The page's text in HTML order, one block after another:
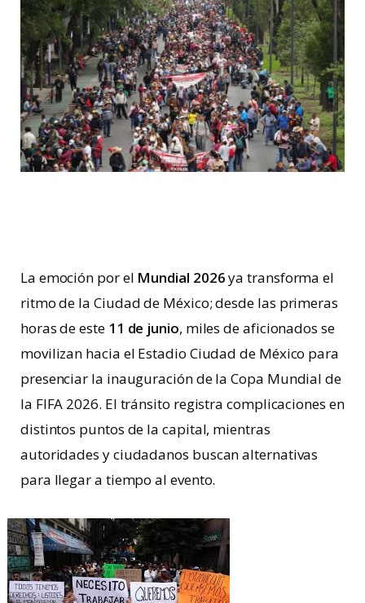
La emoción por el Mundial 2026ya transforma el
ritmo de la Ciudad de México; desde las primeras
horas de este 11 de junio, miles de aficionados se
movilizan hacia el Estadio Ciudad de México para
presenciar la inauguración de la Copa Mundial de
la FIFA 2026. El tránsito registra complicaciones en
distintos puntos de la capital, mientras
autoridades y ciudadanos buscan alternativas
para llegar a tiempo al evento.